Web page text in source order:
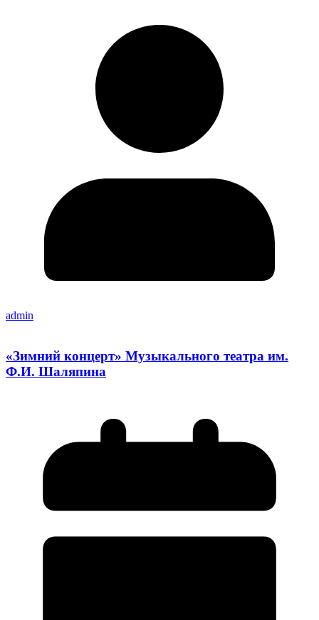
admin
«Зимний концерт» Музыкального театра им.
Ф.И. Шаляпина